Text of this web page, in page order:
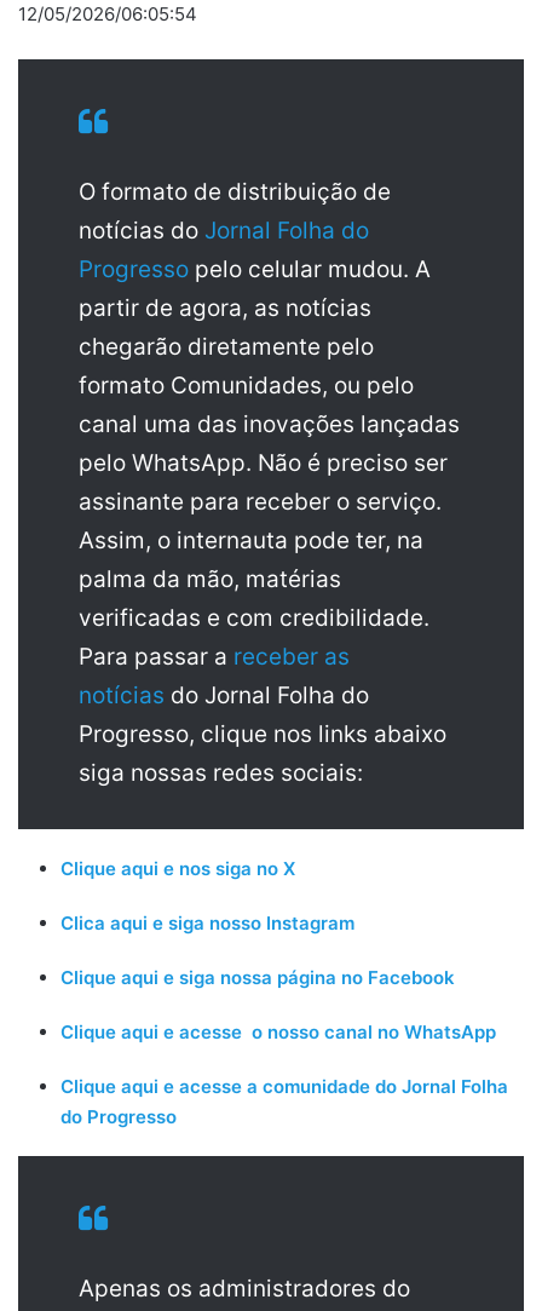
12/05/2026/06:05:54
O formato de distribuição de
notícias do Jornal Folha do
Progresso pelo celular mudou. A
partir de agora, as notícias
chegarão diretamente pelo
formato Comunidades, ou pelo
canal uma das inovações lançadas
pelo WhatsApp. Não é preciso ser
assinante para receber o serviço.
Assim, o internauta pode ter, na
palma da mão, matérias
verificadas e com credibilidade.
Para passar a receber as
notícias do Jornal Folha do
Progresso, clique nos links abaixo
siga nossas redes sociais:
Clique aqui e nos siga no X
Clica aqui e siga nosso Instagram
Clique aqui e siga nossa página no Facebook
Clique aqui e acesse o nosso canal no WhatsApp
Clique aqui e acesse a comunidade do Jornal Folha
do Progresso
Apenas os administradores do